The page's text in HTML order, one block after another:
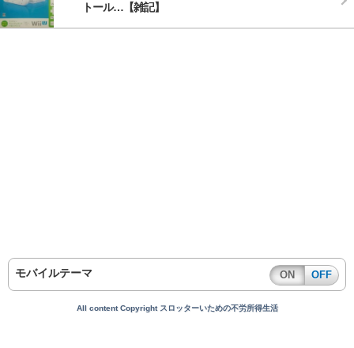
トール…【雑記】
モバイルテーマ ON OFF
All content Copyright スロッターいための不労所得生活